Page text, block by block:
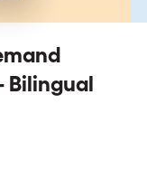
Bilingual